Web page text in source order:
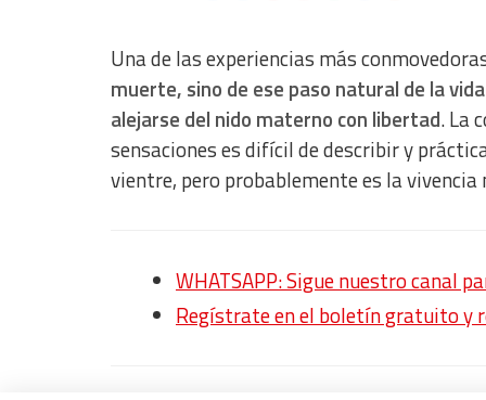
Una de las experiencias más
muerte, sino de ese paso natural de la
alejarse del nido materno con libertad. La
sensaciones es difícil de describir y
vientre, pero probablemente es la vivencia
WHATSAPP: Sigue nuestro canal
Regístrate en el boletín gratuito y